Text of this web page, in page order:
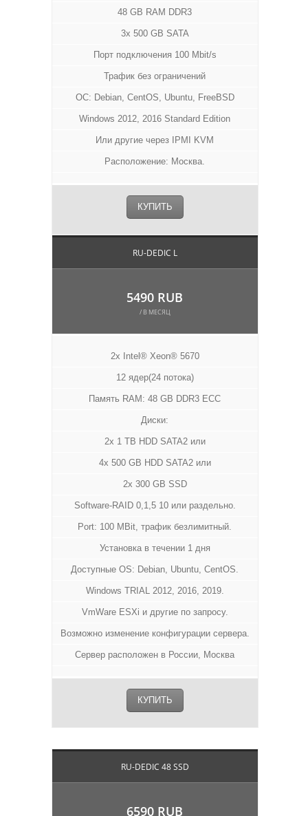
48 GB RAM DDR3
3x 500 GB SATA
Порт подключения 100 Mbit/s
Трафик без ограничений
ОС: Debian, CentOS, Ubuntu, FreeBSD
Windows 2012, 2016 Standard Edition
Или другие через IPMI KVM
Расположение: Москва.
КУПИТЬ
RU-DEDIC L
5490 RUB
/ В МЕСЯЦ
2x Intel® Xeon® 5670
12 ядер(24 потока)
Память RAM: 48 GB DDR3 ECC
Диски:
2x 1 TB HDD SATA2 или
4x 500 GB HDD SATA2 или
2x 300 GB SSD
Software-RAID 0,1,5 10 или раздельно.
Port: 100 MBit, трафик безлимитный.
Установка в течении 1 дня
Доступные OS: Debian, Ubuntu, CentOS.
Windows TRIAL 2012, 2016, 2019.
VmWare ESXi и другие по запросу.
Возможно изменение конфигурации сервера.
Сервер расположен в России, Москва
КУПИТЬ
RU-DEDIC 48 SSD
6590 RUB